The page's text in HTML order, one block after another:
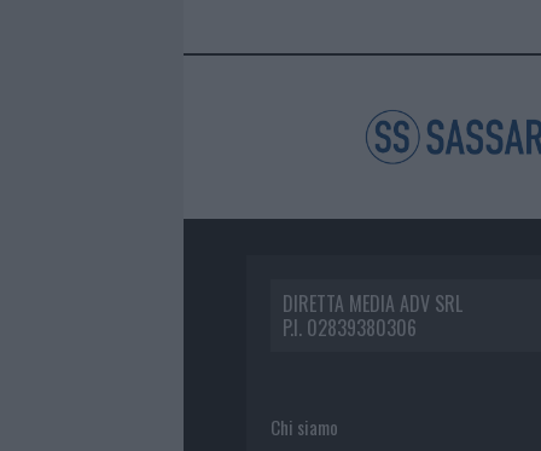
DIRETTA MEDIA ADV SRL
P.I. 02839380306
Chi siamo